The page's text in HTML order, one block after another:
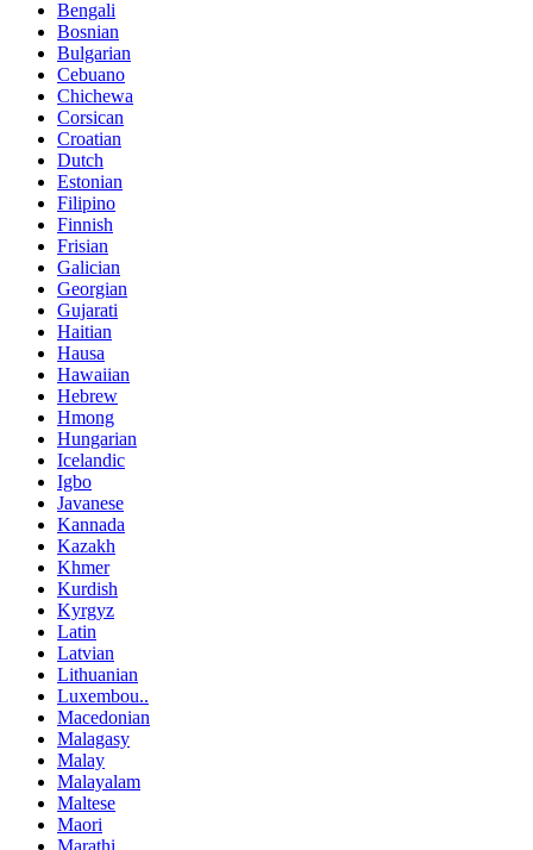
Bengali
Bosnian
Bulgarian
Cebuano
Chichewa
Corsican
Croatian
Dutch
Estonian
Filipino
Finnish
Frisian
Galician
Georgian
Gujarati
Haitian
Hausa
Hawaiian
Hebrew
Hmong
Hungarian
Icelandic
Igbo
Javanese
Kannada
Kazakh
Khmer
Kurdish
Kyrgyz
Latin
Latvian
Lithuanian
Luxembou..
Macedonian
Malagasy
Malay
Malayalam
Maltese
Maori
Marathi